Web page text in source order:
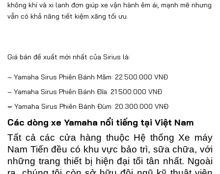
không khí và xi lanh đơn giúp xe vận hành êm ái, mạnh mẽ nhưng
vẫn có khả năng tiết kiệm xăng tối ưu.
Giá bán đề xuất mới nhất của Sirius là:
– Yamaha Sirus Phiên Bánh Mâm: 22.500.000 VNĐ
– Yamaha Sirus Phiên Bánh Đĩa: 21.500.000 VNĐ
– Yamaha Sirus Phiên Bánh Đùm: 20.300.000 VNĐ
Các dòng xe Yamaha nổi tiếng tại Việt Nam
Tất cả các cửa hàng thuộc Hệ thống Xe máy
Nam Tiến đều có khu vực bảo trì, sữa chữa, với
những trang thiết bị hiện đại tối tân nhất. Ngoài